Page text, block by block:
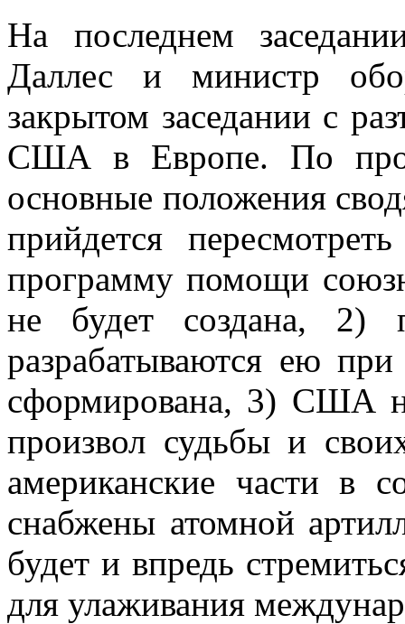
На последнем
Даллес и министр
закрытом заседании с
США в Европе. По
основные положения
прийдется
программу помощи
не будет создана, 2)
разрабатываются ею
сформирована, 3) США
произвол судьбы и
американ­ские части в
снабжены атомной
будет и впредь
для улаживания